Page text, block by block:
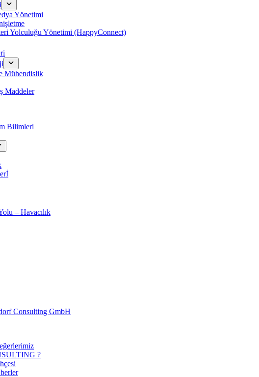
Yönetimi
Yolculuğu Yönetimi (HappyConnect)
Mühendislik
Maddeler
Bilimleri
– Havacılık
?